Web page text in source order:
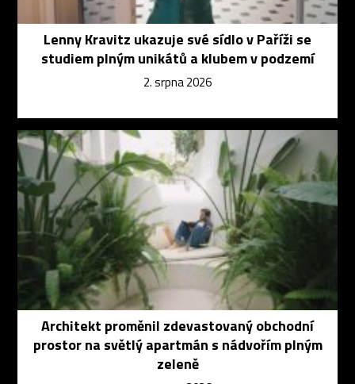
Lenny Kravitz ukazuje své sídlo v Paříži se
studiem plným unikátů a klubem v podzemí
2. srpna 2026
Architekt proměnil zdevastovaný obchodní
prostor na světlý apartmán s nádvořím plným
zeleně